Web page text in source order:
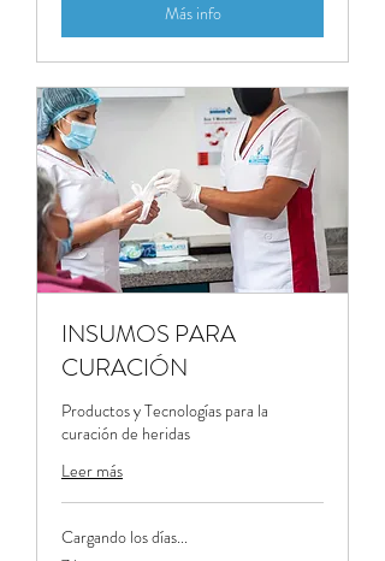
Más info
INSUMOS PARA
CURACIÓN
Productos y Tecnologías para la
curación de heridas
Leer más
Cargando los días...